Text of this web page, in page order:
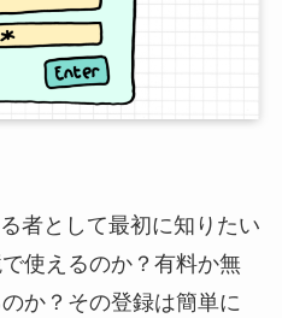
者として最初に知りたい
使えるのか？有料か無
か？その登録は簡単に